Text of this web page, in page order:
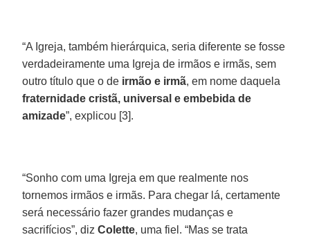
“A Igreja, também hierárquica, seria diferente se fosse
verdadeiramente uma Igreja de irmãos e irmãs, sem
outro título que o de irmão e irmã, em nome daquela
fraternidade cristã, universal e embebida de
amizade”, explicou [3].
“Sonho com uma Igreja em que realmente nos
tornemos irmãos e irmãs. Para chegar lá, certamente
será necessário fazer grandes mudanças e
sacrifícios”, dizColette, uma fiel. “Mas se trata